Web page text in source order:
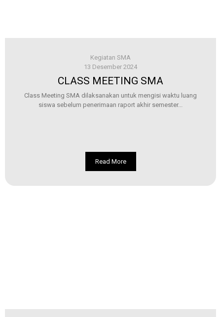
Kegiatan SMA
13 Desember 2024
CLASS MEETING SMA
Class Meeting SMA dilaksanakan untuk mengisi waktu luang
siswa sebelum penerimaan raport akhir semester...
Read More